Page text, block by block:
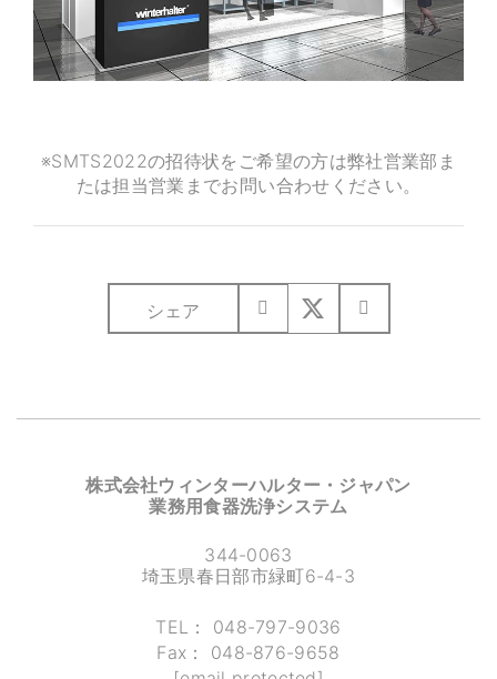
※SMTS2022の招待状をご希望の方は弊社営業部ま
たは担当営業までお問い合わせください。
シェア
株式会社ウィンターハルター・ジャパン
業務用食器洗浄システム
344-0063
埼玉県春日部市緑町6-4-3
TEL： 048-797-9036
Fax： 048-876-9658